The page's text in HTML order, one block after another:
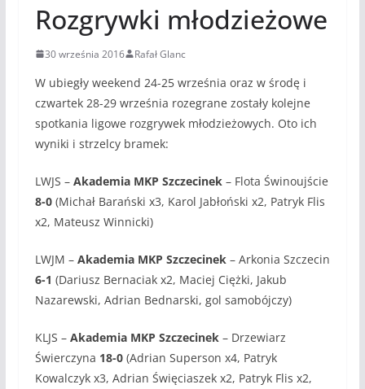
Rozgrywki młodzieżowe
30 września 2016 Rafał Glanc
W ubiegły weekend 24-25 września oraz w środę i
czwartek 28-29 września rozegrane zostały kolejne
spotkania ligowe rozgrywek młodzieżowych. Oto ich
wyniki i strzelcy bramek:
LWJS – Akademia MKP Szczecinek – Flota Świnoujście
8-0 (Michał Barański x3, Karol Jabłoński x2, Patryk Flis
x2, Mateusz Winnicki)
LWJM – Akademia MKP Szczecinek – Arkonia Szczecin
6-1 (Dariusz Bernaciak x2, Maciej Ciężki, Jakub
Nazarewski, Adrian Bednarski, gol samobójczy)
KLJS – Akademia MKP Szczecinek – Drzewiarz
Świerczyna 18-0 (Adrian Superson x4, Patryk
Kowalczyk x3, Adrian Święciaszek x2, Patryk Flis x2,